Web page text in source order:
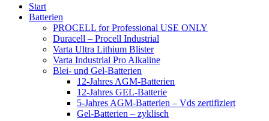
Start
Batterien
PROCELL for Professional USE ONLY
Duracell – Procell Industrial
Varta Ultra Lithium Blister
Varta Industrial Pro Alkaline
Blei- und Gel-Batterien
12-Jahres AGM-Batterien
12-Jahres GEL-Batterie
5-Jahres AGM-Batterien – Vds zertifiziert
Gel-Batterien – zyklisch